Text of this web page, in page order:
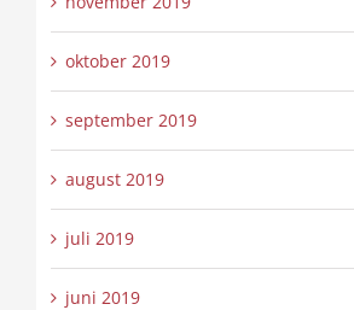
oktober 2019
september 2019
august 2019
juli 2019
juni 2019